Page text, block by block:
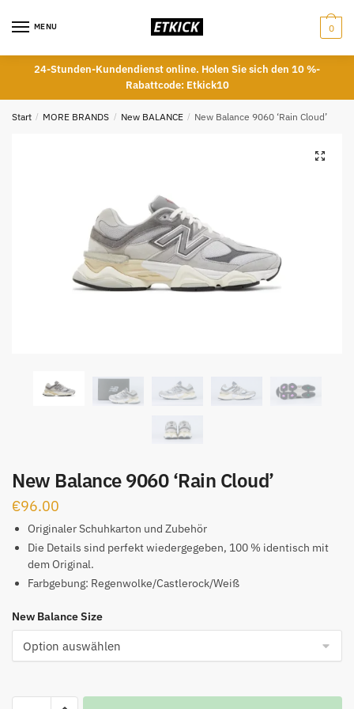
MENU 0
24-Stunden-Kundendienst online. Holen Sie sich den 10 %-
Rabattcode: Etkick10
Start / MORE BRANDS / New BALANCE / New Balance 9060 ‘Rain Cloud’
New Balance 9060 ‘Rain Cloud’
€96.00
Originaler Schuhkarton und Zubehör
Die Details sind perfekt wiedergegeben, 100 % identisch mit
dem Original.
Farbgebung: Regenwolke/Castlerock/Weiß
New Balance Size